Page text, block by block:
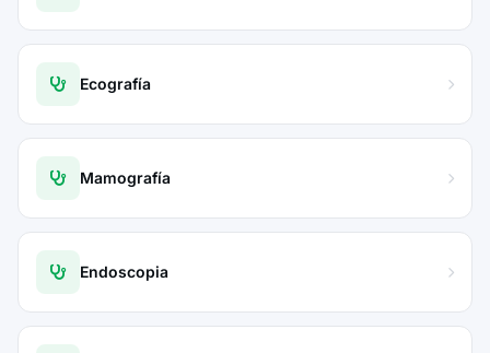
Ecografía
Mamografía
Endoscopia